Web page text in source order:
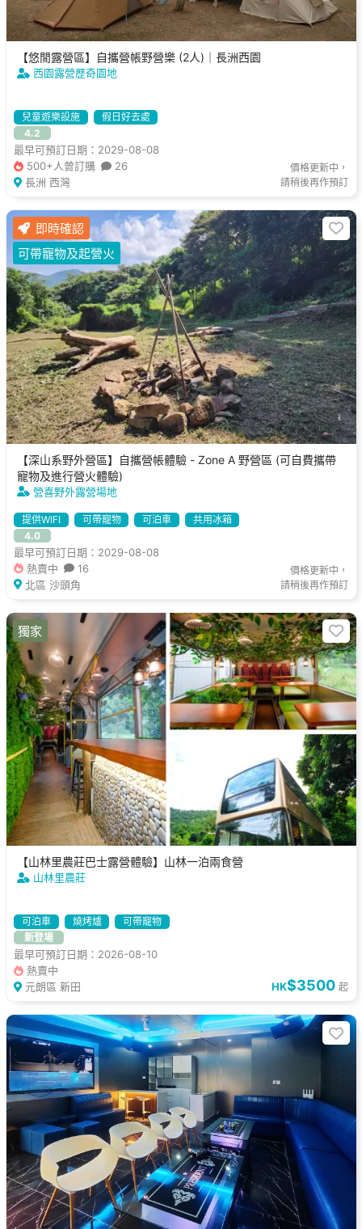
【悠閒露營區】自攜營帳野營樂 (2人)｜長洲西園
西園露營歷奇園地
兒童遊樂設施
假日好去處
4.2
最早可預訂日期：2029-08-08
500+人曾訂購
26
長洲 西灣
價格更新中，
請稍後再作預訂
【深山系野外營區】自攜營帳體驗 - Zone A 野營區 (可自費攜帶
寵物及進行營火體驗)
營喜野外露營場地
提供WIFI 可帶寵物 可泊車
共用冰箱
4.0
最早可預訂日期：2029-08-08
熱賣中
16
北區 沙頭角
價格更新中，
請稍後再作預訂
即時確認
可帶寵物及起營火
【山林里農莊巴士露營體驗】山林一泊兩食營
山林里農莊
可泊車 燒烤爐
可帶寵物
新登場
最早可預訂日期：2026-08-10
熱賣中
元朗區 新田
HK$3500 起
獨家